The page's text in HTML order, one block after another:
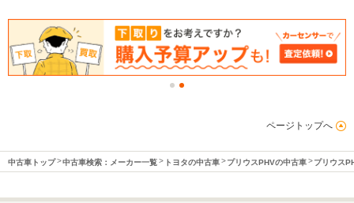
ページトップへ
中古車トップ 中古車検索：メーカー一覧 トヨタの中古車 プリウスPHVの中古車 プリウス